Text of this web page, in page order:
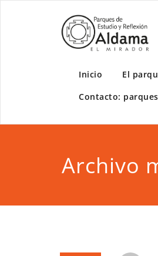
Inicio El
Contacto:
Archivo